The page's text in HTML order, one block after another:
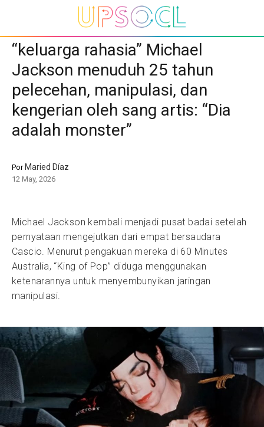
“keluarga rahasia” Michael
Jackson menuduh 25 tahun
pelecehan, manipulasi, dan
kengerian oleh sang artis: “Dia
adalah monster”
Por Maried Díaz
12 May, 2026
Michael Jackson kembali menjadi pusat badai setelah
pernyataan mengejutkan dari empat bersaudara
Cascio. Menurut pengakuan mereka di 60 Minutes
Australia, “King of Pop” diduga menggunakan
ketenarannya untuk menyembunyikan jaringan
manipulasi.